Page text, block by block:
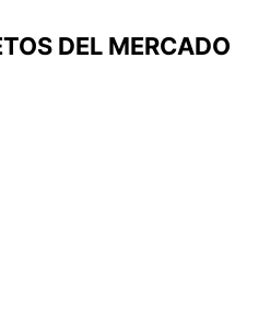
DEL MERCADO